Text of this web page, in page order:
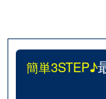
簡単3STEP♪